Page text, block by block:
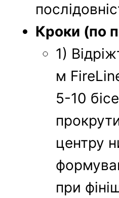
Кроки (по
1)
м
5-10
центру
при